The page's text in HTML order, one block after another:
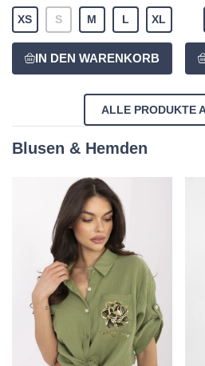
XS S M L XL
ALLE PRODUKTE
Blusen & Hemden